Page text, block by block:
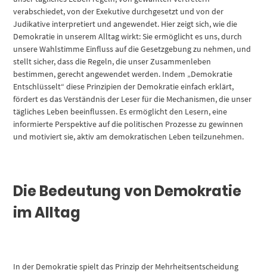
verabschiedet, von der Exekutive durchgesetzt und von der
Judikative interpretiert und angewendet. Hier zeigt sich, wie die
Demokratie in unserem Alltag wirkt: Sie ermöglicht es uns, durch
unsere Wahlstimme Einfluss auf die Gesetzgebung zu nehmen, und
stellt sicher, dass die Regeln, die unser Zusammenleben
bestimmen, gerecht angewendet werden. Indem „Demokratie
Entschlüsselt“ diese Prinzipien der Demokratie einfach erklärt,
fördert es das Verständnis der Leser für die Mechanismen, die unser
tägliches Leben beeinflussen. Es ermöglicht den Lesern, eine
informierte Perspektive auf die politischen Prozesse zu gewinnen
und motiviert sie, aktiv am demokratischen Leben teilzunehmen.
Die Bedeutung von Demokratie
im Alltag
In der Demokratie spielt das Prinzip der Mehrheitsentscheidung